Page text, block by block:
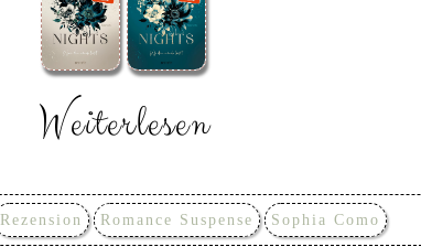
Weiterlesen
Rezension Romance Suspense Sophia Como